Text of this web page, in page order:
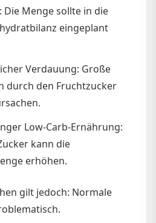
Die Menge sollte in die
eingeplant
Verdauung: Große
durch den Fruchtzucker
Low-Carb-Ernährung:
kann die
erhöhen.
gilt jedoch: Normale